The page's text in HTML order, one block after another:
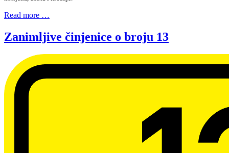
Read more …
Zanimljive činjenice o broju 13